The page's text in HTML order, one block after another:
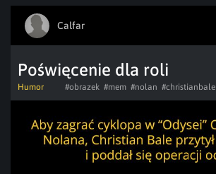
Calfar
Poświęcenie dla roli
Humor #obrazek #mem #nolan #christianbale